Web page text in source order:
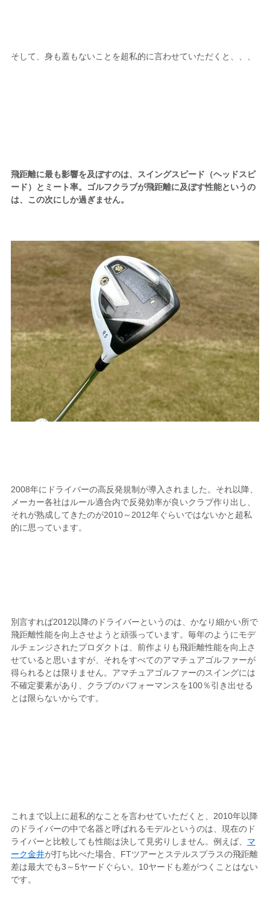
そして、身も蓋もないことを超私的に言わせていただくと、、、
飛距離に最も影響を及ぼすのは、スイングスピード（ヘッドスピ
ード）とミート率。ゴルフクラブが飛距離に及ぼす性能というの
は、この次にしか過ぎません。
2008年にドライバーの高反発規制が導入されました。それ以降、
メーカー各社はルール適合内で反発効率が良いクラブ作り出し、
それが熟成してきたのが2010～2012年ぐらいではないかと超私
的に思っています。
別言すれば2012以降のドライバーというのは、かなり細かい所で
飛距離性能を向上させようと頑張っています。毎年のようにモデ
ルチェンジされたプロダクトは、前作よりも飛距離性能を向上さ
せていると思いますが、それをすべてのアマチュアゴルファーが
得られるとは限りません。アマチュアゴルファーのスイングには
不確定要素があり、クラブのパフォーマンスを100％引き出せる
とは限らないからです。
これまで以上に超私的なことを言わせていただくと、2010年以降
のドライバーの中で名器と呼ばれるモデルというのは、現在のド
ライバーと比較しても性能は決して見劣りしません。例えば、 マ
ーク金井が打ち比べた場合、FTツアーとステルスプラスの飛距離
差は最大でも3～5ヤードぐらい。10ヤードも差がつくことはない
です。